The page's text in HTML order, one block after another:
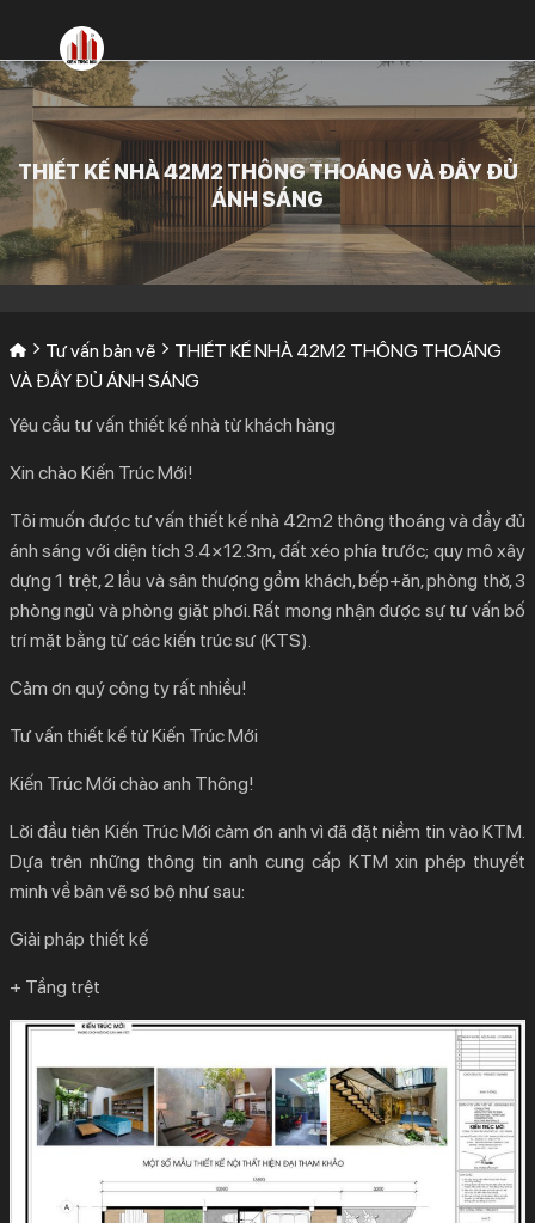
nội
dung
THIẾT KẾ NHÀ 42M2 THÔNG THOÁNG VÀ ĐẦY ĐỦ
ÁNH SÁNG
Tư vấn bản vẽ
THIẾT KẾ NHÀ 42M2 THÔNG THOÁNG
VÀ ĐẦY ĐỦ ÁNH SÁNG
Yêu cầu tư vấn thiết kế nhà từ khách hàng
Xin chào Kiến Trúc Mới!
Tôi muốn được tư vấn thiết kế nhà 42m2 thông thoáng và đầy đủ
ánh sáng với diện tích 3.4×12.3m, đất xéo phía trước; quy mô xây
dựng 1 trệt, 2 lầu và sân thượng gồm khách, bếp+ăn, phòng thờ, 3
phòng ngủ và phòng giặt phơi. Rất mong nhận được sự tư vấn bố
trí mặt bằng từ các kiến trúc sư (KTS).
Cảm ơn quý công ty rất nhiều!
Tư vấn thiết kế từ Kiến Trúc Mới
Kiến Trúc Mới chào anh Thông!
Lời đầu tiên Kiến Trúc Mới cảm ơn anh vì đã đặt niềm tin vào KTM.
Dựa trên những thông tin anh cung cấp KTM xin phép thuyết
minh về bản vẽ sơ bộ như sau:
Giải pháp thiết kế
+ Tầng trệt